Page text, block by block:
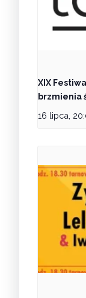
XIX
brzmienia
16 lipca,